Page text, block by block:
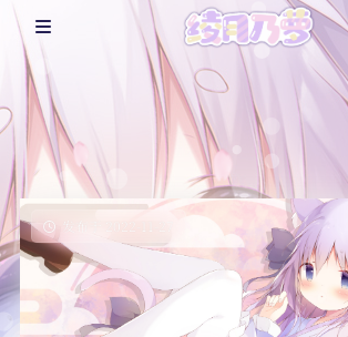
@乃萝
乃言乃语
看点涩图
杂七杂八
二次创作
更多？